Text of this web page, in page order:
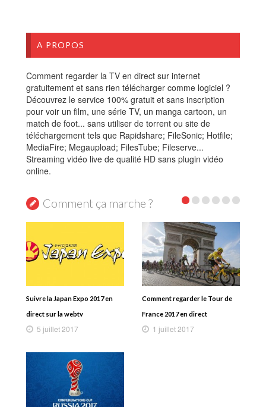
A PROPOS
Comment regarder la TV en direct sur internet
gratuitement et sans rien télécharger comme logiciel ?
Découvrez le service 100% gratuit et sans inscription
pour voir un film, une série TV, un manga cartoon, un
match de foot... sans utiliser de torrent ou site de
téléchargement tels que Rapidshare; FileSonic; Hotfile;
MediaFire; Megaupload; FilesTube; Fileserve...
Streaming vidéo live de qualité HD sans plugin vidéo
online.
Comment ça marche ?
Suivre la Japan Expo 2017 en
direct sur la webtv
5 juillet 2017
Comment regarder le Tour de
France 2017 en direct
1 juillet 2017